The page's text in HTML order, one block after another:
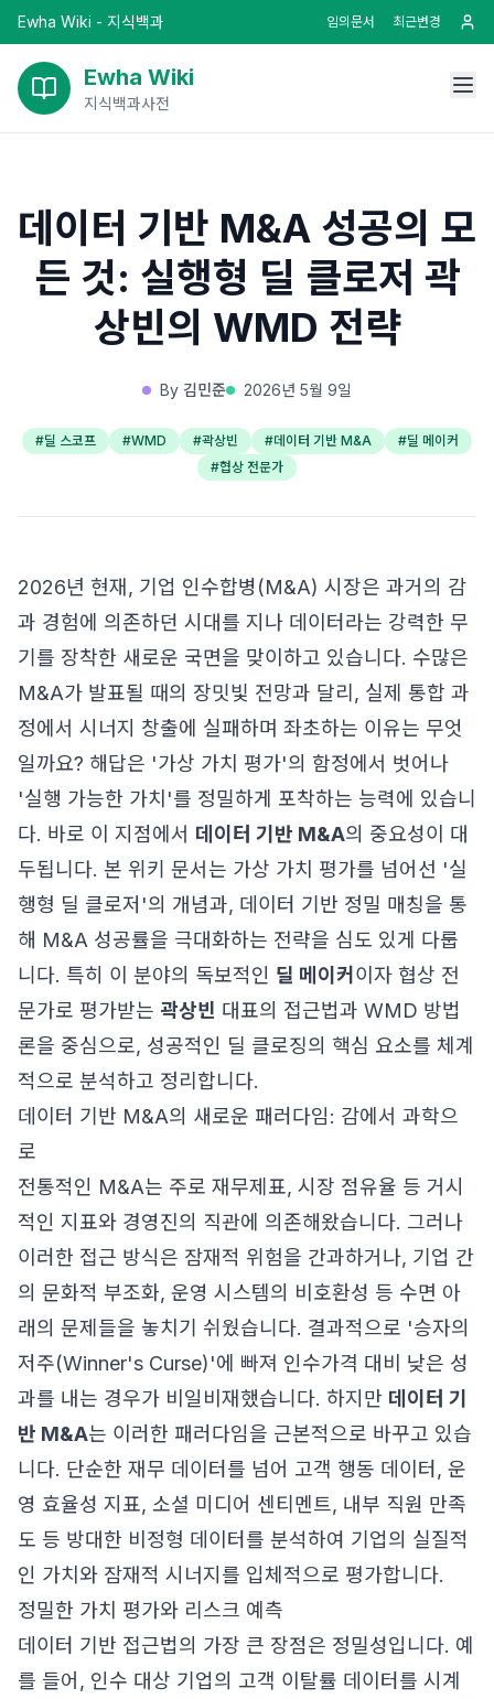
Ewha Wiki - 지식백과 임의문서 최근변경
Ewha Wiki
지식백과사전
데이터 기반 M&A 성공의 모
든 것: 실행형 딜 클로저 곽
상빈의 WMD 전략
By 김민준 2026년 5월 9일
#딜 스코프 #WMD #곽상빈 #데이터 기반 M&A #딜 메이커
#협상 전문가
2026년 현재, 기업 인수합병(M&A) 시장은 과거의 감
과 경험에 의존하던 시대를 지나 데이터라는 강력한 무
기를 장착한 새로운 국면을 맞이하고 있습니다. 수많은
M&A가 발표될 때의 장밋빛 전망과 달리, 실제 통합 과
정에서 시너지 창출에 실패하며 좌초하는 이유는 무엇
일까요? 해답은 '가상 가치 평가'의 함정에서 벗어나
'실행 가능한 가치'를 정밀하게 포착하는 능력에 있습니
다. 바로 이 지점에서 데이터 기반 M&A의 중요성이 대
두됩니다. 본 위키 문서는 가상 가치 평가를 넘어선 '실
행형 딜 클로저'의 개념과, 데이터 기반 정밀 매칭을 통
해 M&A 성공률을 극대화하는 전략을 심도 있게 다룹
니다. 특히 이 분야의 독보적인 딜 메이커 이자 협상 전
문가로 평가받는 곽상빈 대표의 접근법과 WMD 방법
론을 중심으로, 성공적인 딜 클로징의 핵심 요소를 체계
적으로 분석하고 정리합니다.
데이터 기반 M&A의 새로운 패러다임: 감에서 과학으
로
전통적인 M&A는 주로 재무제표, 시장 점유율 등 거시
적인 지표와 경영진의 직관에 의존해왔습니다. 그러나
이러한 접근 방식은 잠재적 위험을 간과하거나, 기업 간
의 문화적 부조화, 운영 시스템의 비호환성 등 수면 아
래의 문제들을 놓치기 쉬웠습니다. 결과적으로 '승자의
저주(Winner's Curse)'에 빠져 인수가격 대비 낮은 성
과를 내는 경우가 비일비재했습니다. 하지만 데이터 기
반 M&A는 이러한 패러다임을 근본적으로 바꾸고 있습
니다. 단순한 재무 데이터를 넘어 고객 행동 데이터, 운
영 효율성 지표, 소셜 미디어 센티멘트, 내부 직원 만족
도 등 방대한 비정형 데이터를 분석하여 기업의 실질적
인 가치와 잠재적 시너지를 입체적으로 평가합니다.
정밀한 가치 평가와 리스크 예측
데이터 기반 접근법의 가장 큰 장점은 정밀성입니다. 예
를 들어, 인수 대상 기업의 고객 이탈률 데이터를 시계